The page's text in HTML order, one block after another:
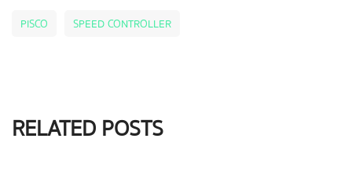
PISCO SPEED CONTROLLER
RELATED POSTS